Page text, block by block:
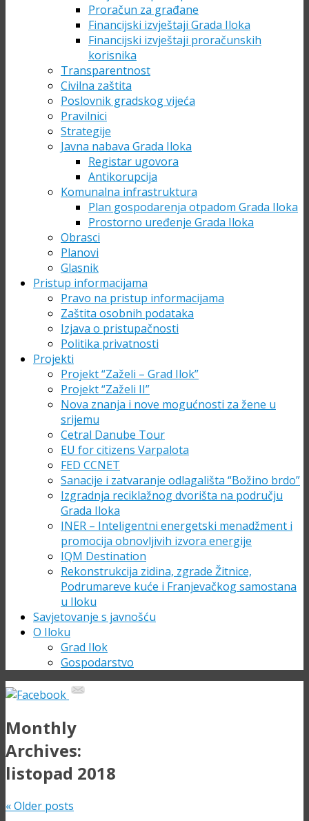
Proračun za građane
Financijski izvještaji Grada Iloka
Financijski izvještaji proračunskih
korisnika
Transparentnost
Civilna zaštita
Poslovnik gradskog vijeća
Pravilnici
Strategije
Javna nabava Grada Iloka
Registar ugovora
Antikorupcija
Komunalna infrastruktura
Plan gospodarenja otpadom Grada Iloka
Prostorno uređenje Grada Iloka
Obrasci
Planovi
Glasnik
Pristup informacijama
Pravo na pristup informacijama
Zaštita osobnih podataka
Izjava o pristupačnosti
Politika privatnosti
Projekti
Projekt “Zaželi – Grad Ilok”
Projekt “Zaželi II”
Nova znanja i nove mogućnosti za žene u
srijemu
Cetral Danube Tour
EU for citizens Varpalota
FED CCNET
Sanacije i zatvaranje odlagališta “Božino brdo”
Izgradnja reciklažnog dvorišta na području
Grada Iloka
INER – Inteligentni energetski menadžment i
promocija obnovljivih izvora energije
IQM Destination
Rekonstrukcija zidina, zgrade Žitnice,
Podrumareve kuće i Franjevačkog samostana
u Iloku
Savjetovanje s javnošću
O Iloku
Grad Ilok
Gospodarstvo
Monthly
Archives:
listopad 2018
«Older posts